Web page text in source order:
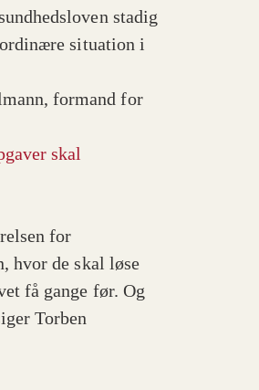
stadig
situation i
formand for
skal
for
hvor de skal løse
få gange før. Og
Torben